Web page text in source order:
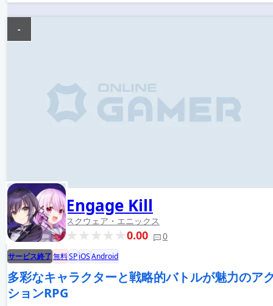
Engage Kill
スクウェア・エニックス
0.00 0
-
サービス終了無料SPiOSAndroid
多彩なキャラクターと戦略的バトルが魅力のア
ションRPG